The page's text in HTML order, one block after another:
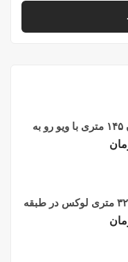
فروش واحد آپارتمان ۱۴۵ متری با ویو رو به
فروش پنت هاوس ۳۲۰ متری لوکس در طبقه